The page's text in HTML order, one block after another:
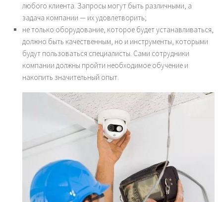
любого клиента. Запросы могут быть различными, а
задача компании — их удовлетворить;
не только оборудование, которое будет устанавливаться,
должно быть качественным, но и инструменты, которыми
будут пользоваться специалисты. Сами сотрудники
компании должны пройти необходимое обучение и
накопить значительный опыт.